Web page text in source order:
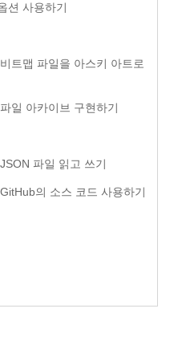
션 사용하기
트맵 파일을 아스키 아트로
일 아카이브 구현하기
파일 읽고 쓰기
의 소스 코드 사용하기